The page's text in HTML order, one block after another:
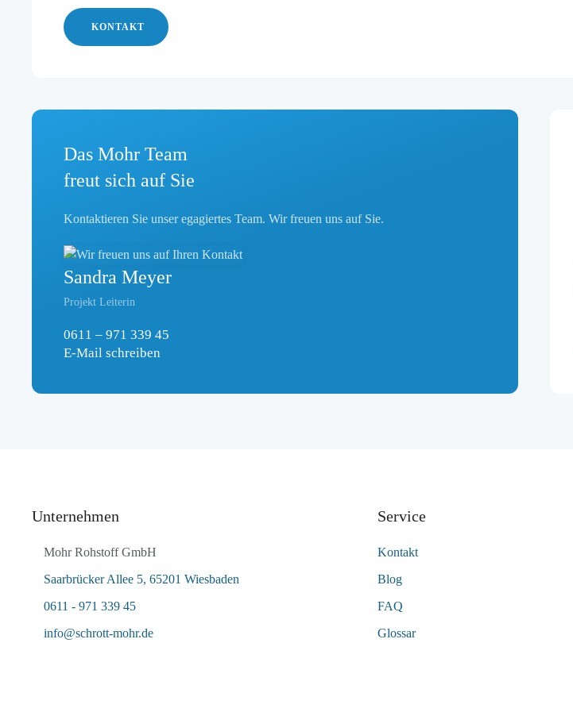
KONTAKT
Das Mohr Team
freut sich auf Sie
Kontaktieren Sie unser egagiertes Team. Wir freuen uns auf Sie.
Sandra Meyer
Projekt Leiterin
0611 – 971 339 45
E-Mail schreiben
Unternehmen
Mohr Rohstoff GmbH
Saarbrücker Allee 5, 65201 Wiesbaden
0611 - 971 339 45
info@schrott-mohr.de
Service
Kontakt
Blog
FAQ
Glossar